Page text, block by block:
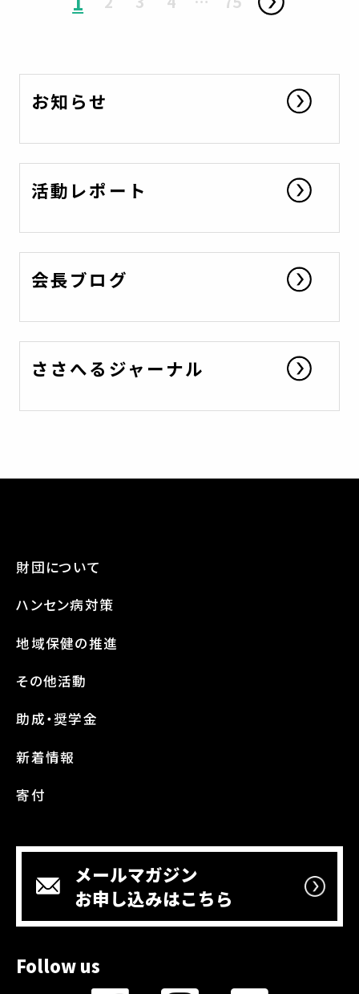
お知らせ
活動レポート
会長ブログ
ささへるジャーナル
財団について
ハンセン病対策
地域保健の推進
その他活動
助成・奨学金
新着情報
寄付
メールマガジン
お申し込みはこちら
Follow us